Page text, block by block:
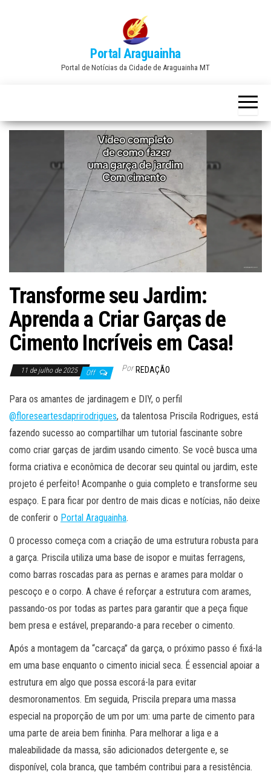
Portal Araguainha
Portal de Notícias da Cidade de Araguainha MT
Transforme seu Jardim:
Aprenda a Criar Garças de
Cimento Incríveis em Casa!
11 de julho de 2025 Off Por REDAÇÃO
Para os amantes de jardinagem e DIY, o perfil
@floreseartesdaprirodrigues, da talentosa Priscila Rodrigues, está
fazendo sucesso ao compartilhar um tutorial fascinante sobre
como criar garças de jardim usando cimento. Se você busca uma
forma criativa e econômica de decorar seu quintal ou jardim, este
projeto é perfeito! Acompanhe o guia completo e transforme seu
espaço. E para ficar por dentro de mais dicas e notícias, não deixe
de conferir o Portal Araguainha.
O processo começa com a criação de uma estrutura robusta para
a garça. Priscila utiliza uma base de isopor e muitas ferragens,
como barras roscadas para as pernas e arames para moldar o
pescoço e o corpo. A chave é reforçar a estrutura com arames,
passando-os por todas as partes para garantir que a peça fique
bem presa e estável, preparando-a para receber o cimento.
Após a montagem da “carcaça” da garça, o próximo passo é fixá-la
em uma base enquanto o cimento inicial seca. É essencial apoiar a
estrutura em algo que possa escorá-la para evitar
desmoronamentos. Em seguida, Priscila prepara uma massa
especial na proporção de um por um: uma parte de cimento para
uma parte de areia bem fininha. Para melhorar a liga e a
maleabilidade da massa, são adicionados detergente e, se
disponível, cola branca, que também contribui para a resistência.